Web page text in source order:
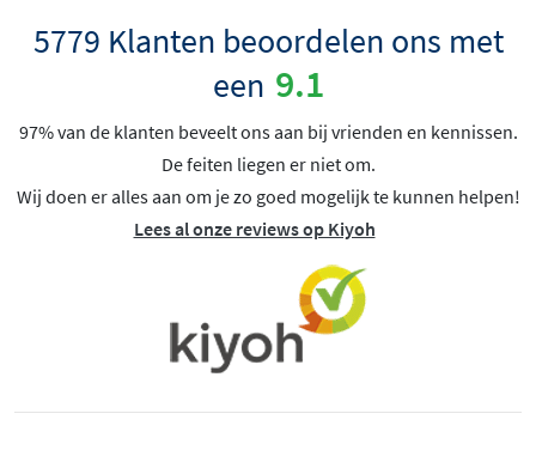
5779 Klanten beoordelen ons met
een 9.1
97% van de klanten beveelt ons aan bij vrienden en kennissen.
De feiten liegen er niet om.
Wij doen er alles aan om je zo goed mogelijk te kunnen helpen!
Lees al onze reviews op Kiyoh